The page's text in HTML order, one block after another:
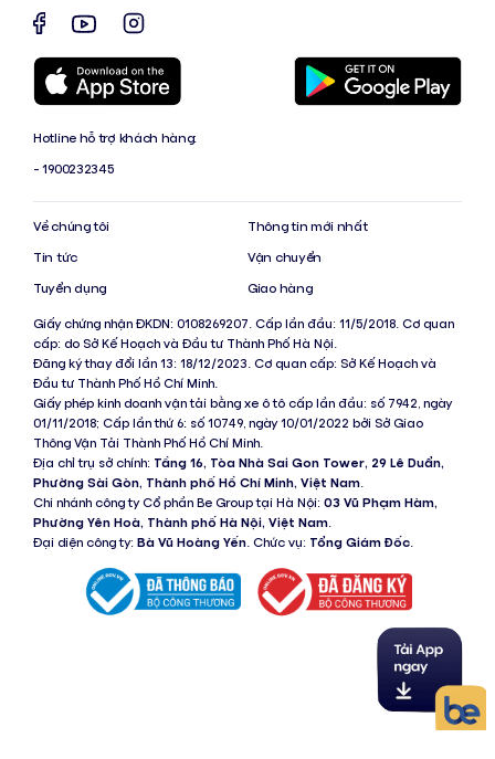
Hotline hỗ trợ khách hàng:
- 1900232345
Về chúng tôi
Tin tức
Tuyển dụng
Thông tin mới nhất
Vận chuyển
Giao hàng
Giấy chứng nhận ĐKDN: 0108269207. Cấp lần đầu: 11/5/2018. Cơ quan
cấp: do Sở Kế Hoạch và Đầu tư Thành Phố Hà Nội.
Đăng ký thay đổi lần 13: 18/12/2023. Cơ quan cấp: Sở Kế Hoạch và
Đầu tư Thành Phố Hồ Chí Minh.
Giấy phép kinh doanh vận tải bằng xe ô tô cấp lần đầu: số 7942, ngày
01/11/2018; Cấp lần thứ 6: số 10749, ngày 10/01/2022 bởi Sở Giao
Thông Vận Tải Thành Phố Hồ Chí Minh.
Địa chỉ trụ sở chính: Tầng 16, Tòa Nhà Sai Gon Tower, 29 Lê Duẩn,
Phường Sài Gòn, Thành phố Hồ Chí Minh, Việt Nam.
Chi nhánh công ty Cổ phần Be Group tại Hà Nội: 03 Vũ Phạm Hàm,
Phường Yên Hoà, Thành phố Hà Nội, Việt Nam.
Đại diện công ty: Bà Vũ Hoàng Yến. Chức vụ: Tổng Giám Đốc.